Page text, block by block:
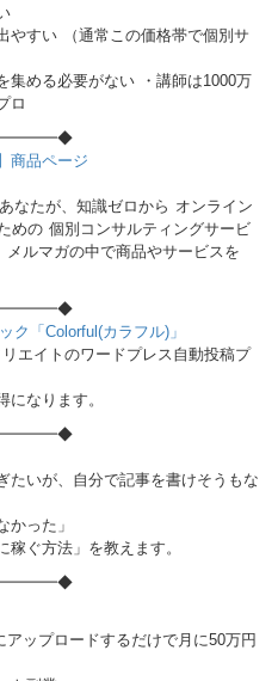
やすい （通常この価格帯で個別サ
集める必要がない ・講師は1000万
ロ
商品ページ
なたが、知識ゼロから オンライン
めの 個別コンサルティングサービ
ルマガの中で商品やサービスを
ク「Colorful(カラフル)」
エイトのワードプレス自動投稿プ
なります。
たいが、自分で記事を書けそうもな
かった」
ぐ方法」を教えます。
ップロードするだけで月に50万円